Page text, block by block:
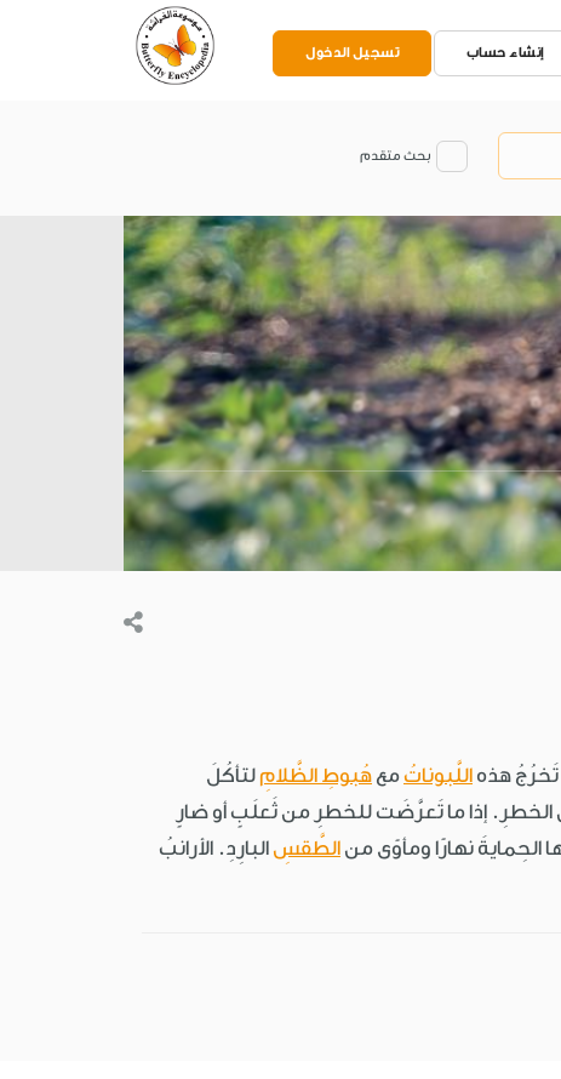
إنشاء حساب تسجيل الدخول
بحث متقدم
تَخرُجُ هذه اللَّبوناتُمع هُبوطِ الظَّلامِلتأكُلَ
الخطرِ. إذا ما تَعرَّضَت للخطرِ من ثَعلَبٍ أو ضارٍ
الحِمايةَ نهارًا ومأوًى من الطَّقسِالبارِدِ. الأرانبُ